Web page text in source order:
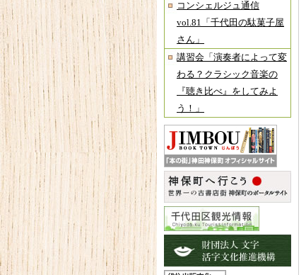
コンシェルジュ通信
vol.81「千代田の駄菓子屋
さん」
講習会「演奏者によって変
わる？クラシック音楽の
『聴き比べ』をしてみよ
う！」